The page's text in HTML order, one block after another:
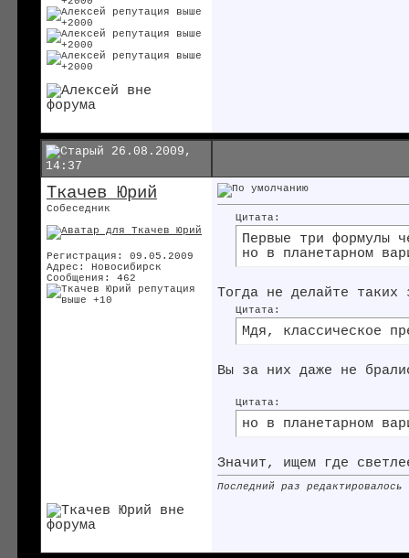
26.08.2009,
14:37
Ткачев Юрий
Собеседник
Регистрация: 09.05.2009
Адрес: Новосибирск
Сообщения: 462
Цитата:
Первые три формулы
но в планетарном
Тогда не делайте таких
Цитата:
Мдя, классическое
Вы за них даже не
Цитата:
но в планетарном
Значит, ищем где
Последний раз